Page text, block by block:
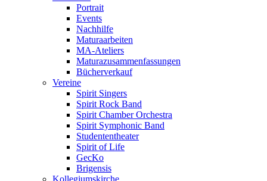
Portrait
Events
Nachhilfe
Maturaarbeiten
MA-Ateliers
Maturazusammenfassungen
Bücherverkauf
Vereine
Spirit Singers
Spirit Rock Band
Spirit Chamber Orchestra
Spirit Symphonic Band
Studententheater
Spirit of Life
GecKo
Brigensis
Kollegiumskirche